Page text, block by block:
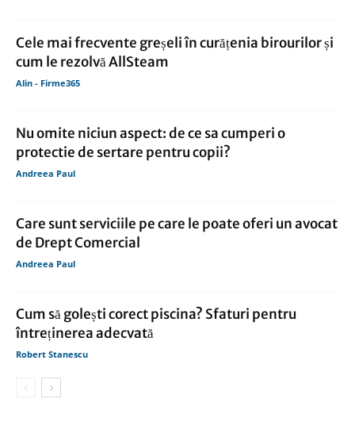
Cele mai frecvente greșeli în curățenia birourilor și
cum le rezolvă AllSteam
Alin - Firme365
Nu omite niciun aspect: de ce sa cumperi o
protectie de sertare pentru copii?
Andreea Paul
Care sunt serviciile pe care le poate oferi un avocat
de Drept Comercial
Andreea Paul
Cum să golești corect piscina? Sfaturi pentru
întreținerea adecvată
Robert Stanescu